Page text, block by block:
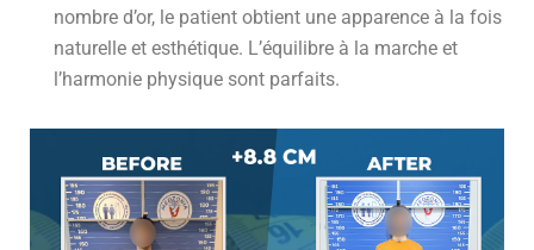
nombre d’or, le patient obtient une apparence à la fois
naturelle et esthétique. L’équilibre à la marche et
l’harmonie physique sont parfaits.